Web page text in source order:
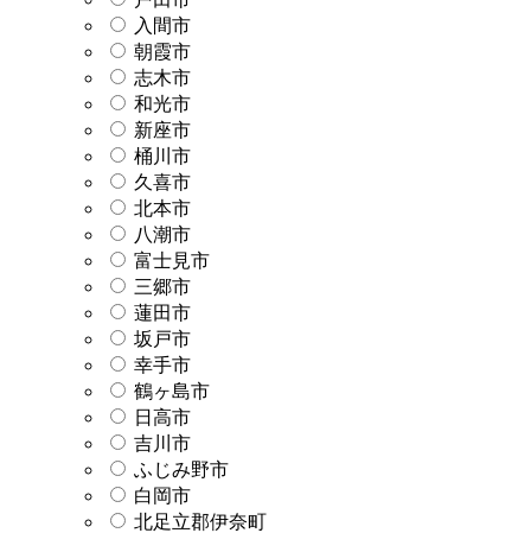
入間市
朝霞市
志木市
和光市
新座市
桶川市
久喜市
北本市
八潮市
富士見市
三郷市
蓮田市
坂戸市
幸手市
鶴ヶ島市
日高市
吉川市
ふじみ野市
白岡市
北足立郡伊奈町